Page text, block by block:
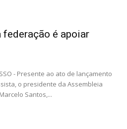
federação é apoiar
- Presente ao ato de lançamento
o presidente da Assembleia
Santos,...